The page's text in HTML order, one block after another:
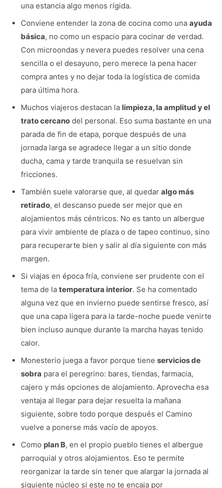
una estancia algo menos rígida.
Conviene entender la zona de cocina como una ayuda
básica, no como un espacio para cocinar de verdad.
Con microondas y nevera puedes resolver una cena
sencilla o el desayuno, pero merece la pena hacer
compra antes y no dejar toda la logística de comida
para última hora.
Muchos viajeros destacan la limpieza, la amplitud y el
trato cercanodel personal. Eso suma bastante en una
parada de fin de etapa, porque después de una
jornada larga se agradece llegar a un sitio donde
ducha, cama y tarde tranquila se resuelvan sin
fricciones.
También suele valorarse que, al quedar algo más
retirado, el descanso puede ser mejor que en
alojamientos más céntricos. No es tanto un albergue
para vivir ambiente de plaza o de tapeo continuo, sino
para recuperarte bien y salir al día siguiente con más
margen.
Si viajas en época fría, conviene ser prudente con el
tema de la temperatura interior. Se ha comentado
alguna vez que en invierno puede sentirse fresco, así
que una capa ligera para la tarde-noche puede venirte
bien incluso aunque durante la marcha hayas tenido
calor.
Monesterio juega a favor porque tiene servicios de
sobra para el peregrino: bares, tiendas, farmacia,
cajero y más opciones de alojamiento. Aprovecha esa
ventaja al llegar para dejar resuelta la mañana
siguiente, sobre todo porque después el Camino
vuelve a ponerse más vacío de apoyos.
Como plan B, en el propio pueblo tienes el albergue
parroquial y otros alojamientos. Eso te permite
reorganizar la tarde sin tener que alargar la jornada al
siguiente núcleo si este no te encaja por